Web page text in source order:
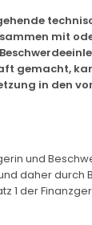
mit
gemacht,
in den
und
daher durch
1 der